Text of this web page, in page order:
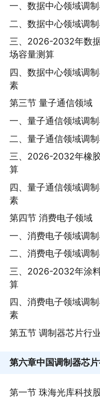
一、数据中心领域调
二、数据中心领域调
三、2026-2032年数
场容量测算
四、数据中心领域调
素
第三节 量子通信领域
一、量子通信领域调
二、量子通信领域调
三、2026-2032年橡
算
四、量子通信领域调
素
第四节 消费电子领域
一、消费电子领域调
二、消费电子领域调
三、2026-2032年涂
算
四、消费电子领域调
素
第五节 调制器芯片行
第六章中国调制器芯
第一节 珠海光库科技